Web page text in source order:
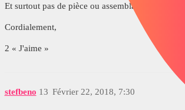
Et surtout pas de pièce ou assemblage "virtuel" ....
Cordialement,
2 « J'aime »
stefbeno Février 22, 2018, 7:30
13